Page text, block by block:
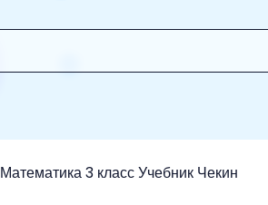
Математика 3 класс Учебник Чекин